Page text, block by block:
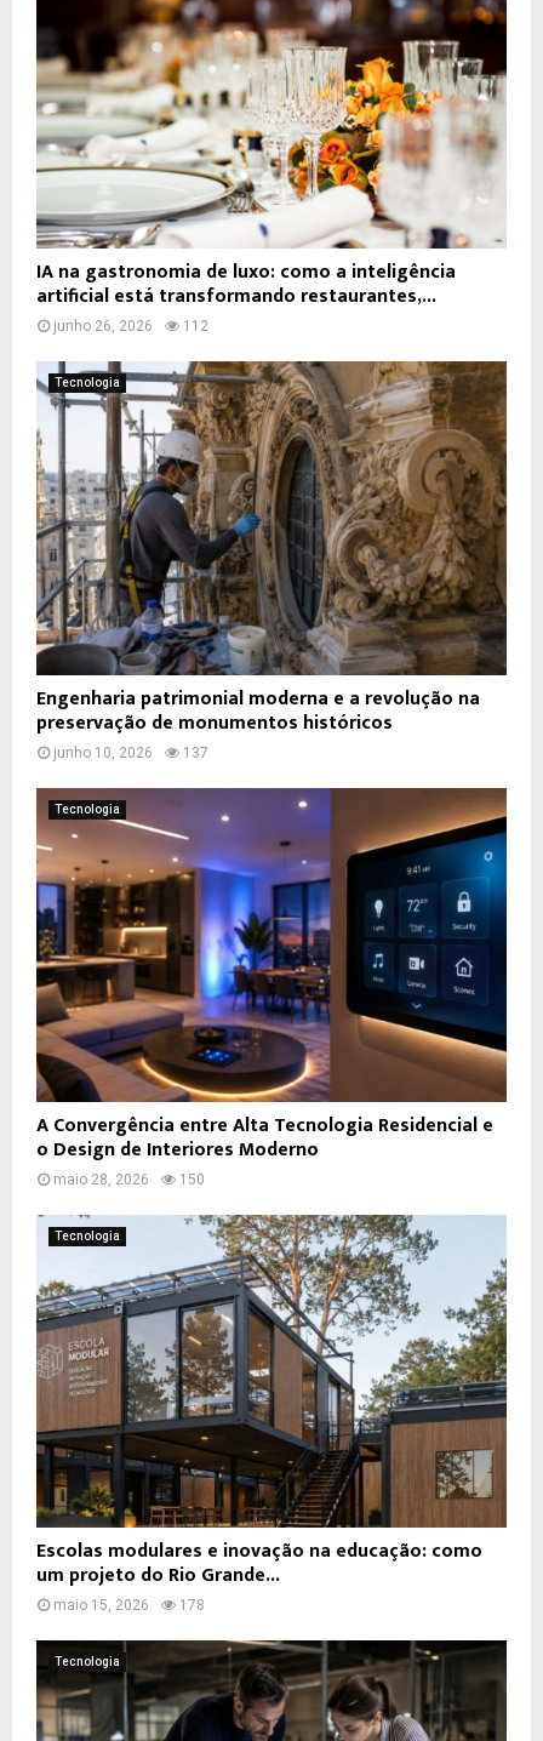
IA na gastronomia de luxo: como a inteligência
artificial está transformando restaurantes,...
junho 26, 2026 112
Tecnologia
Engenharia patrimonial moderna e a revolução na
preservação de monumentos históricos
junho 10, 2026 137
Tecnologia
A Convergência entre Alta Tecnologia Residencial e
o Design de Interiores Moderno
maio 28, 2026 150
Tecnologia
Escolas modulares e inovação na educação: como
um projeto do Rio Grande...
maio 15, 2026 178
Tecnologia